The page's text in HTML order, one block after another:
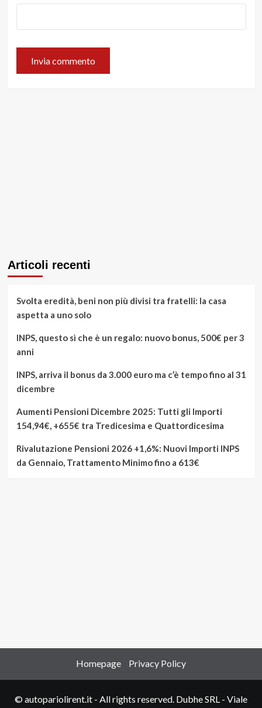
Articoli recenti
Svolta eredità, beni non più divisi tra fratelli: la casa
aspetta a uno solo
INPS, questo sì che è un regalo: nuovo bonus, 500€ per 3
anni
INPS, arriva il bonus da 3.000 euro ma c’è tempo fino al 31
dicembre
Aumenti Pensioni Dicembre 2025: Tutti gli Importi
154,94€, +655€ tra Tredicesima e Quattordicesima
Rivalutazione Pensioni 2026 +1,6%: Nuovi Importi INPS
da Gennaio, Trattamento Minimo fino a 613€
Homepage Privacy Policy
© autopariolirent.it - All rights reserved. Dubhe SRL - Viale